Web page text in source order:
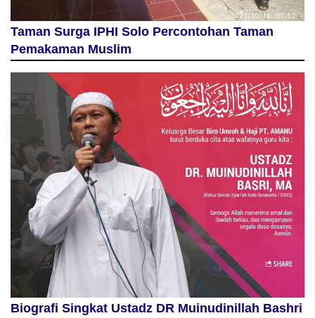
Taman Surga IPHI Solo Percontohan Taman
Pemakaman Muslim
Biografi Singkat Ustadz DR Muinudinillah Bashri